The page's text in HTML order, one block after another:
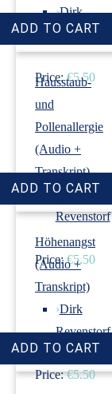
›Dirk
Revenstorf
Price: €5.50
Hausstaub-
und
Pollenallergie
(Audio +
Transkript)
›Dirk
Revenstorf
Price: €5.50
Höhenangst
(Audio +
Transkript)
›Dirk
Revenstorf
Price: €5.50